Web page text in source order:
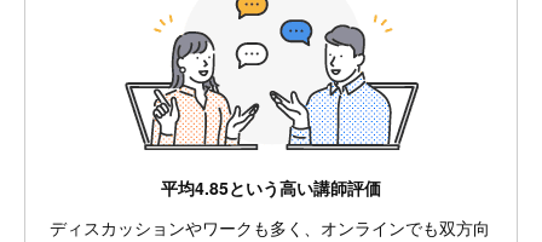
平均4.85という高い講師評価
ディスカッションやワークも多く、オンラインでも双方向